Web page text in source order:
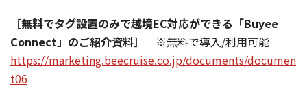
［無料でタグ設置のみで越境EC対応ができる「Buyee
Connect」のご紹介資料］
※無料で導入/利用可能
https://marketing.beecruise.co.jp/documents/documen
t06